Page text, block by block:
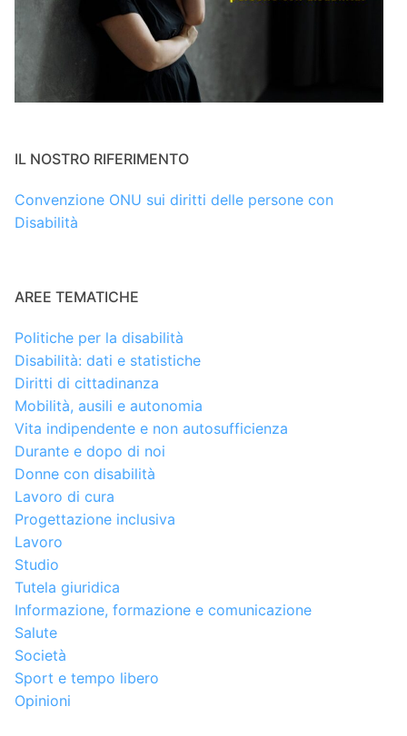
IL NOSTRO RIFERIMENTO
Convenzione ONU sui diritti delle persone con
Disabilità
AREE TEMATICHE
Politiche per la disabilità
Disabilità: dati e statistiche
Diritti di cittadinanza
Mobilità, ausili e autonomia
Vita indipendente e non autosufficienza
Durante e dopo di noi
Donne con disabilità
Lavoro di cura
Progettazione inclusiva
Lavoro
Studio
Tutela giuridica
Informazione, formazione e comunicazione
Salute
Società
Sport e tempo libero
Opinioni